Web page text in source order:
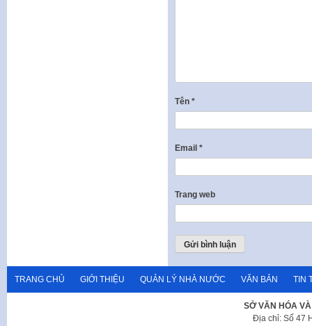
Tên *
Email *
Trang web
TRANG CHỦ GIỚI THIỆU QUẢN LÝ NHÀ NƯỚC VĂN BẢN TIN
SỞ VĂN HÓA
Địa chỉ: Số 47